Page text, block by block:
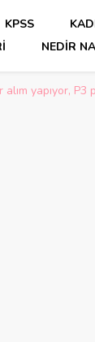
KPSS
NEDIR
yapıyor,